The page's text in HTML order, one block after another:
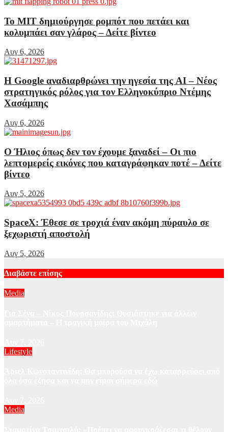
Το MIT δημιούργησε ρομπότ που πετάει και
κολυμπάει σαν γλάρος – Δείτε βίντεο
Αυγ 6, 2026
Η Google αναδιαρθρώνει την ηγεσία της AI – Νέος
στρατηγικός ρόλος για τον Ελληνοκύπριο Ντέμης
Χασάμπης
Αυγ 6, 2026
Ο Ήλιος όπως δεν τον έχουμε ξαναδεί – Οι πιο
λεπτομερείς εικόνες που καταγράφηκαν ποτέ – Δείτε
βίντεο
Αυγ 5, 2026
SpaceX: Έθεσε σε τροχιά έναν ακόμη πύραυλο σε
ξεχωριστή αποστολή
Αυγ 5, 2026
Διαβάστε επίσης
Media
Lifestyle
Media